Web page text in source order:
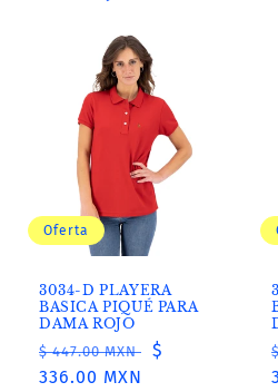
n Oferta
3034-D PLAYERA
BASICA PIQUÉ PARA
DAMA ROJO
Precio
habitual
$ 447.00 MXN
Precio
$
336.00 MXN